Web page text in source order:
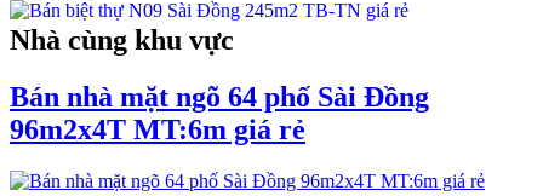
Nhà cùng khu vực
Bán nhà mặt ngõ 64 phố Sài Đồng
96m2x4T MT:6m giá rẻ